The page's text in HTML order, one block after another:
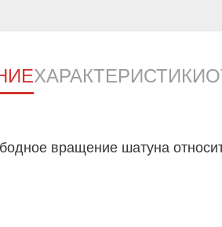
ХАРАКТЕРИСТИКИ
вращение шатуна